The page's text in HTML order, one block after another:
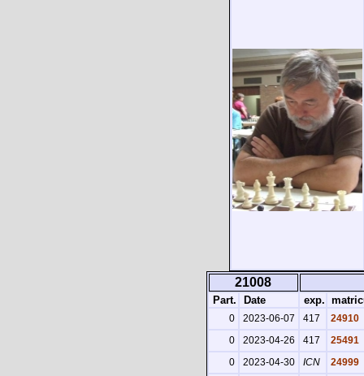
21008
Part. Date exp.
0 2023-06-07 417
24910
0
2023-04-26 417
25491
0
2023-04-30 ICN
24999